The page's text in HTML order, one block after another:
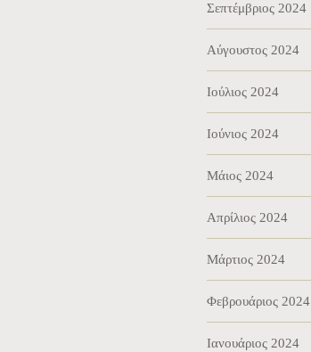
Σεπτέμβριος 2024
Αύγουστος 2024
Ιούλιος 2024
Ιούνιος 2024
Μάιος 2024
Απρίλιος 2024
Μάρτιος 2024
Φεβρουάριος 2024
Ιανουάριος 2024